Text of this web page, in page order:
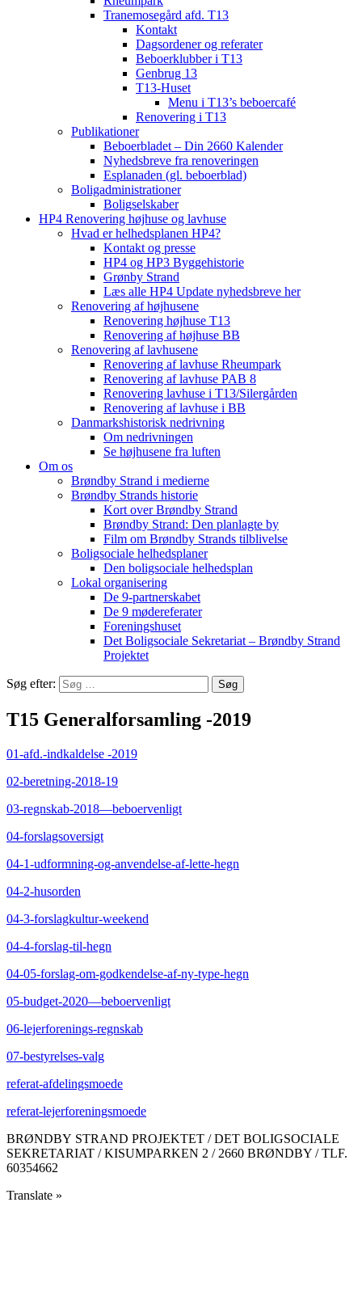
Tranemosegård afd. T13
Kontakt
Dagsordener og referater
Beboerklubber i T13
Genbrug 13
T13-Huset
Menu i T13’s beboercafé
Renovering i T13
Publikationer
Beboerbladet – Din 2660 Kalender
Nyhedsbreve fra renoveringen
Esplanaden (gl. beboerblad)
Boligadministrationer
Boligselskaber
HP4 Renovering højhuse og lavhuse
Hvad er helhedsplanen HP4?
Kontakt og presse
HP4 og HP3 Byggehistorie
Grønby Strand
Læs alle HP4 Update nyhedsbreve her
Renovering af højhusene
Renovering højhuse T13
Renovering af højhuse BB
Renovering af lavhusene
Renovering af lavhuse Rheumpark
Renovering af lavhuse PAB 8
Renovering lavhuse i T13/Silergården
Renovering af lavhuse i BB
Danmarkshistorisk nedrivning
Om nedrivningen
Se højhusene fra luften
Om os
Brøndby Strand i medierne
Brøndby Strands historie
Kort over Brøndby Strand
Brøndby Strand: Den planlagte by
Film om Brøndby Strands tilblivelse
Boligsociale helhedsplaner
Den boligsociale helhedsplan
Lokal organisering
De 9-partnerskabet
De 9 mødereferater
Foreningshuset
Det Boligsociale Sekretariat – Brøndby Strand
Projektet
Søg efter:
T15 Generalforsamling -2019
01-afd.-indkaldelse -2019
02-beretning-2018-19
03-regnskab-2018—beboervenligt
04-forslagsoversigt
04-1-udformning-og-anvendelse-af-lette-hegn
04-2-husorden
04-3-forslagkultur-weekend
04-4-forslag-til-hegn
04-05-forslag-om-godkendelse-af-ny-type-hegn
05-budget-2020—beboervenligt
06-lejerforenings-regnskab
07-bestyrelses-valg
referat-afdelingsmoede
referat-lejerforeningsmoede
BRØNDBY STRAND PROJEKTET / DET BOLIGSOCIALE
SEKRETARIAT / KISUMPARKEN 2 / 2660 BRØNDBY / TLF.
60354662
Translate »